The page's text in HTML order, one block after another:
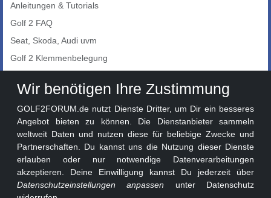
Anleitungen & Tutorials
Golf 2 FAQ
Seat, Skoda, Audi uvm
Golf 2 Klemmenbelegung
Auto-Showroom
Golf 2 Lackcodes
Sonderversionen
Sonstige Marken
Wir benötigen Ihre Zustimmung
GOLF2FORUM.de nutzt Dienste Dritter, um Dir ein besseres
Angebot bieten zu können. Die Dienstanbieter sammeln
weltweit Daten und nutzen diese für beliebige Zwecke und
Partnerschaften. Du kannst uns die Nutzung dieser Dienste
erlauben oder nur notwendige Datenverarbeitungen
akzeptieren. Deine Einwilligung kannst Du jederzeit über
Datenschutzeinstellungen anpassen unter Datenschutz